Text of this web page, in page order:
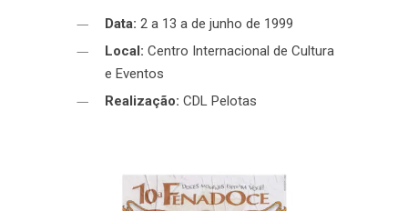
Data: 2 a 13 a de junho de 1999
Local: Centro Internacional de Cultura
e Eventos
Realização: CDL Pelotas